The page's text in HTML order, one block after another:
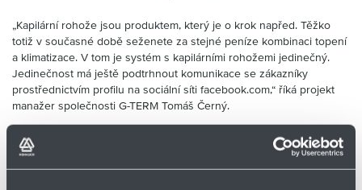
„Kapilární rohože jsou produktem, který je o krok napřed. Těžko
totiž v současné době seženete za stejné peníze kombinaci topení
a klimatizace. V tom je systém s kapilárními rohožemi jedinečný.
Jedinečnost má ještě podtrhnout komunikace se zákazníky
prostřednictvím profilu na sociální síti facebook.com,“ říká projekt
manažer společnosti G-TERM Tomáš Černý.
Kapilární rohože se stávají stále rozšířenějším systémem pro
vytápění a chlazení budov. Jejich nespornou výhodou je právě
kombinace funkce vytápění i chlazení v jednom. Mezi další výhody